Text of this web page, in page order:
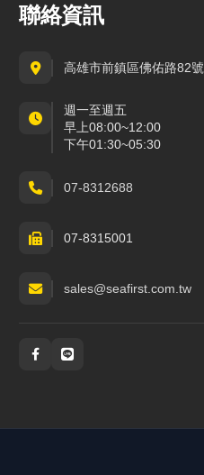
聯絡資訊
高雄市前鎮區佛佑路82號
週一至週五
早上08:00~12:00
下午01:30~05:30
07-8312688
07-8315001
sales@seafirst.com.tw
社群與通訊